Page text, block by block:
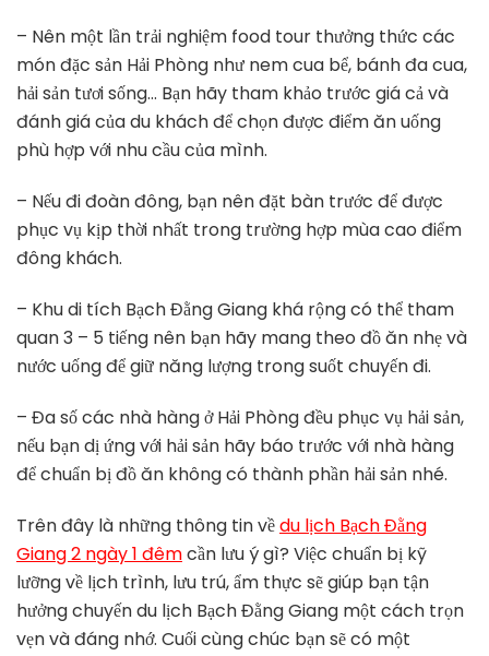
– Nên một lần trải nghiệm food tour thưởng thức các
món đặc sản Hải Phòng như nem cua bể, bánh đa cua,
hải sản tươi sống… Bạn hãy tham khảo trước giá cả và
đánh giá của du khách để chọn được điểm ăn uống
phù hợp với nhu cầu của mình.
– Nếu đi đoàn đông, bạn nên đặt bàn trước để được
phục vụ kịp thời nhất trong trường hợp mùa cao điểm
đông khách.
– Khu di tích Bạch Đằng Giang khá rộng có thể tham
quan 3 – 5 tiếng nên bạn hãy mang theo đồ ăn nhẹ và
nước uống để giữ năng lượng trong suốt chuyến đi.
– Đa số các nhà hàng ở Hải Phòng đều phục vụ hải sản,
nếu bạn dị ứng với hải sản hãy báo trước với nhà hàng
để chuẩn bị đồ ăn không có thành phần hải sản nhé.
Trên đây là những thông tin vềdu lịch Bạch Đằng
Giang 2 ngày 1 đêmcần lưu ý gì? Việc chuẩn bị kỹ
lưỡng về lịch trình, lưu trú, ẩm thực sẽ giúp bạn tận
hưởng chuyến du lịch Bạch Đằng Giang một cách trọn
vẹn và đáng nhớ. Cuối cùng chúc bạn sẽ có một